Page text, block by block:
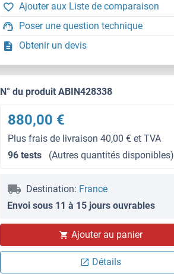
Ajouter aux Liste de comparaison
Poser une question technique
Obtenir un devis
N° du produit ABIN428338
880,00 €
Plus frais de livraison 40,00 € et TVA
96 tests
(Autres quantités disponibles)
Destination: France
Envoi sous 11 à 15 jours ouvrables
Ajouter au panier
Détails